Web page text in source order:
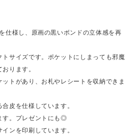
仕様し、原画の黒いボンドの立体感を再
トサイズです。ポケットにしまっても邪魔
ります。
ットがあり、お札やレシートを収納できま
皮を仕様しています。
す。プレゼントにも◎
ンを印刷しています。